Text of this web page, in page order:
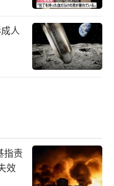
人
指责
效